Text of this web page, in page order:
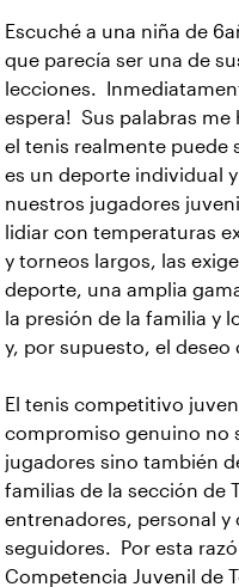
Escuché a una niña de
que parecía ser una de
lecciones.
espera! Sus palabras me
el tenis realmente puede
es un deporte individual
nuestros jugadores
lidiar con temperaturas
y torneos largos, las
deporte, una amplia
la presión de la familia y
y, por supuesto, el deseo
El tenis competitivo
compromiso genuino no
jugadores sino también
familias de la sección de
entrenadores, personal y
seguidores. Por esta
Competencia Juvenil de